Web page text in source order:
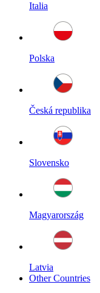
Italia
Polska
Česká republika
Slovensko
Magyarország
Latvia
Other Countries